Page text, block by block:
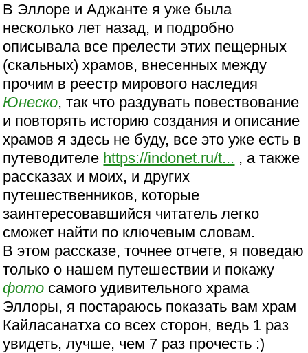
В Эллоре и Аджанте я уже была
несколько лет назад, и подробно
описывала все прелести этих пещерных
(скальных) храмов, внесенных между
прочим в реестр мирового наследия
Юнеско, так что раздувать повествование
и повторять историю создания и описание
храмов я здесь не буду, все это уже есть в
путеводителе https://indonet.ru/t... , а также
рассказах и моих, и других
путешественников, которые
заинтересовавшийся читатель легко
сможет найти по ключевым словам.
В этом рассказе, точнее отчете, я поведаю
только о нашем путешествии и покажу
фото самого удивительного храма
Эллоры, я постараюсь показать вам храм
Кайласанатха со всех сторон, ведь 1 раз
увидеть, лучше, чем 7 раз прочесть :)